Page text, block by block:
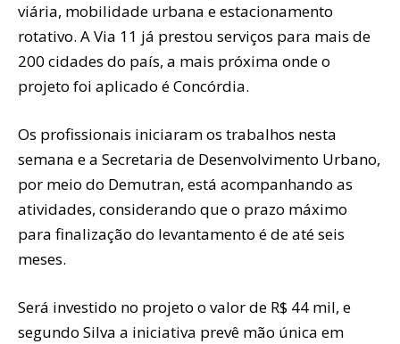
viária, mobilidade urbana e estacionamento
rotativo. A Via 11 já prestou serviços para mais de
200 cidades do país, a mais próxima onde o
projeto foi aplicado é Concórdia.
Os profissionais iniciaram os trabalhos nesta
semana e a Secretaria de Desenvolvimento Urbano,
por meio do Demutran, está acompanhando as
atividades, considerando que o prazo máximo
para finalização do levantamento é de até seis
meses.
Será investido no projeto o valor de R$ 44 mil, e
segundo Silva a iniciativa prevê mão única em